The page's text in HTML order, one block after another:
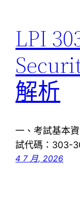
LPI
解析
一、考試基本
試代碼：303-
4 7 月, 2026